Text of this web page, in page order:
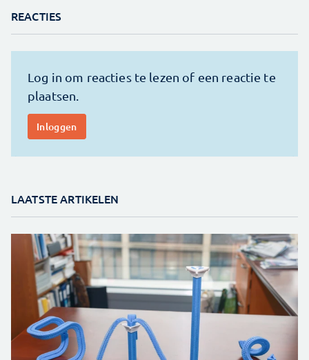
REACTIES
LAATSTE ARTIKELEN